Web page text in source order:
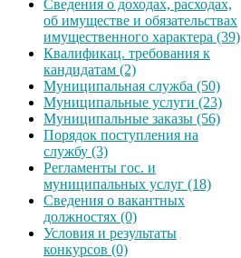
Сведения о доходах, расходах,
об имуществе и обязательствах
имущественного характера (39)
Квалификац. требования к
кандидатам (2)
Муниципальная служба (50)
Муниципальные услуги (23)
Муниципальные заказы (56)
Порядок поступления на
службу (3)
Регламенты гос. и
муниципальных услуг (18)
Сведения о вакантных
должностях (0)
Условия и результаты
конкурсов (0)